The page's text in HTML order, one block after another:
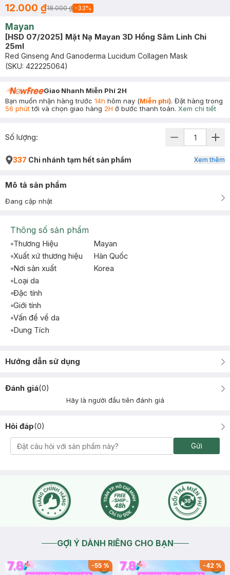
12.000 ₫18.000 ₫ -33%
Mayan
[HSD 07/2025] Mặt Nạ Mayan 3D Hồng Sâm Linh Chi
25ml
Red Ginseng And Ganoderma Lucidum Collagen Mask
(SKU: 422225064)
Giao Nhanh Miễn Phí 2H
Bạn muốn nhận hàng trước 14h hôm nay (Miễn phí). Đặt hàng trong
56 phúttới và chọn giao hàng 2H ở bước thanh toán. Xem chi tiết
Số lượng:
337 Chi nhánh tạm hết sản phẩm Xem thêm
Mô tả sản phẩm
Đang cập nhật
Thông số sản phẩm
Thương Hiệu
Mayan
Xuất xứ thương hiệu
Hàn Quốc
Nơi sản xuất
Korea
Loại da
Đặc tính
Giới tính
Vấn đề về da
Dung Tích
Hướng dẫn sử dụng
Đánh giá(0)
Hãy là người đầu tiên đánh giá
Hỏi đáp(0)
Gửi
GỢI Ý DÀNH RIÊNG CHO BẠN
-55% -42%